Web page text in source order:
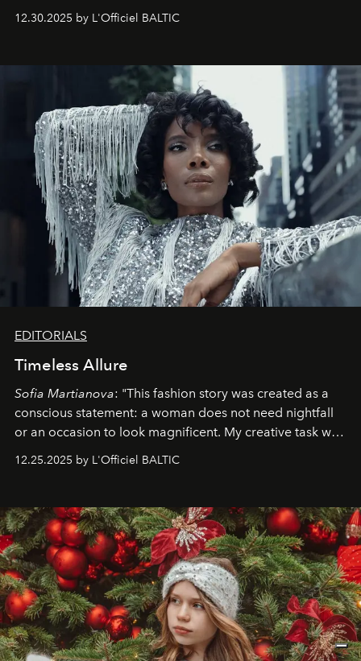
May 2026 bring growth, inspiration, bold ideas, and new
achievements.
12.30.2025 by L'Officiel BALTIC
EDITORIALS
Timeless Allure
Sofia Martianova: "This fashion story was created as a
conscious statement: a woman does not need nightfall
or an occasion to look magnificent. My creative task was
to capture Timeless Allure
that lives freely, confidently, and without permission. I
elegance is not hidden by darkness but revealed
through clarity, movement, and presence."
12.25.2025 by L'Officiel BALTIC